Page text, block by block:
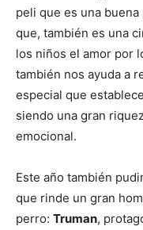
peli que es una
que, también es una
los niños el amor por
también nos ayuda a
especial que
siendo una gran
emocional.
Este año también
que rinde un gran
perro: Truman,